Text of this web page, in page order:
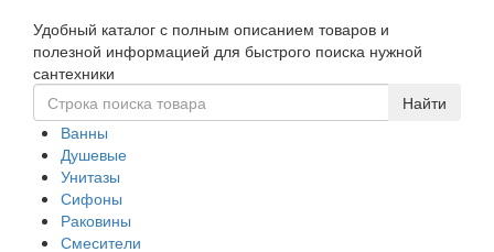
Удобный каталог с полным описанием товаров и
полезной информацией для быстрого поиска нужной
сантехники
Ванны
Душевые
Унитазы
Сифоны
Раковины
Смесители